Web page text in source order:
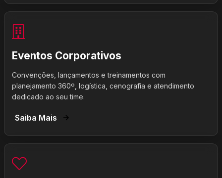
Eventos Corporativos
Convenções, lançamentos e treinamentos com
planejamento 360º, logística, cenografia e atendimento
dedicado ao seu time.
Saiba Mais